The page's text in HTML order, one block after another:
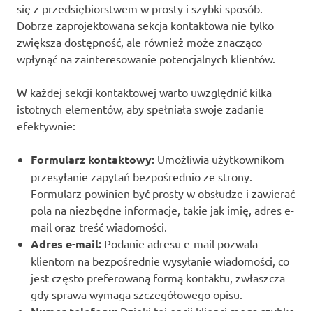
się z przedsiębiorstwem w prosty i szybki sposób.
Dobrze zaprojektowana sekcja kontaktowa nie tylko
zwiększa dostępność, ale również może znacząco
wpłynąć na zainteresowanie potencjalnych klientów.
W każdej sekcji kontaktowej warto uwzględnić kilka
istotnych elementów, aby spełniała swoje zadanie
efektywnie:
Formularz kontaktowy: Umożliwia użytkownikom
przesyłanie zapytań bezpośrednio ze strony.
Formularz powinien być prosty w obsłudze i zawierać
pola na niezbędne informacje, takie jak imię, adres e-
mail oraz treść wiadomości.
Adres e-mail: Podanie adresu e-mail pozwala
klientom na bezpośrednie wysyłanie wiadomości, co
jest często preferowaną formą kontaktu, zwłaszcza
gdy sprawa wymaga szczegółowego opisu.